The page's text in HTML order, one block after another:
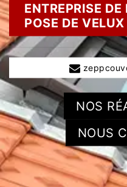
ENTREPRISE
POSE DE
NOS
NOUS